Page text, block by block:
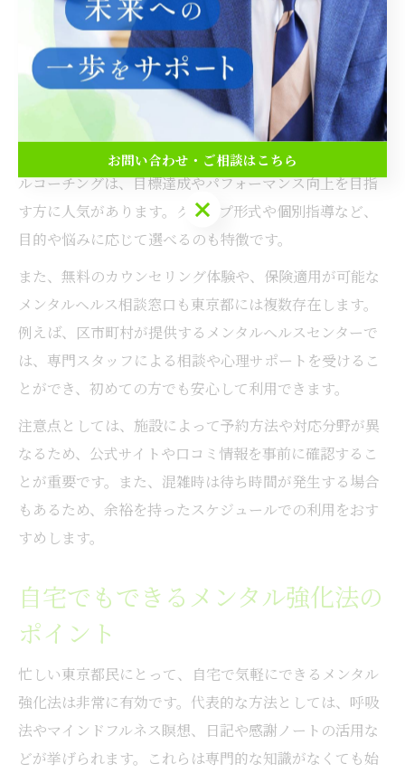
東京都で体験できるおすすめメン
タルトレーニング
東京都内には、初心者から経験者まで幅広く対応したメ
ンタルトレーニング施設やカウンセリングサービスが多
数あります。特に、スポーツ選手や経営者向けのメンタ
ルコーチングは、目標達成やパフォーマンス向上を目指
す方に人気があります。グループ形式や個別指導など、
目的や悩みに応じて選べるのも特徴です。
また、無料のカウンセリング体験や、保険適用が可能な
メンタルヘルス相談窓口も東京都には複数存在します。
例えば、区市町村が提供するメンタルヘルスセンターで
は、専門スタッフによる相談や心理サポートを受けるこ
とができ、初めての方でも安心して利用できます。
注意点としては、施設によって予約方法や対応分野が異
なるため、公式サイトや口コミ情報を事前に確認するこ
とが重要です。また、混雑時は待ち時間が発生する場合
もあるため、余裕を持ったスケジュールでの利用をおす
すめします。
自宅でもできるメンタル強化法の
ポイント
忙しい東京都民にとって、自宅で気軽にできるメンタル
強化法は非常に有効です。代表的な方法としては、呼吸
法やマインドフルネス瞑想、日記や感謝ノートの活用な
どが挙げられます。これらは専門的な知識がなくても始
お問い合わせ・ご相談はこちら
お問い合わせ・ご相談はこちら